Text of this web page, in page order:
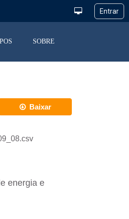
SOBRE
Baixar
energia e